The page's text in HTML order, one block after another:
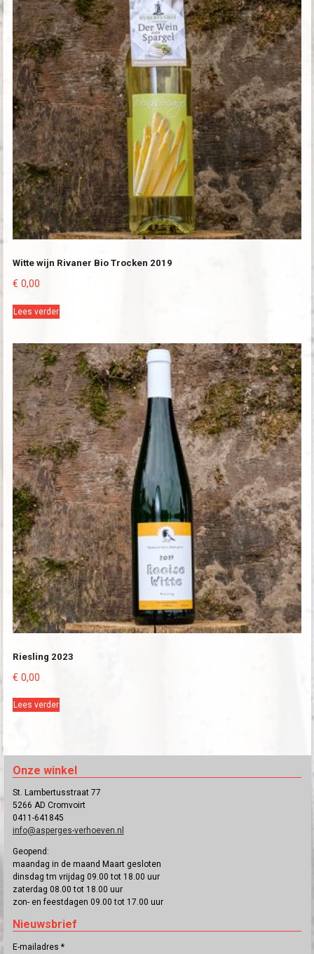
Witte wijn Rivaner Bio Trocken 2019
€ 0,00
Lees verder
Riesling 2023
€ 0,00
Lees verder
Onze winkel
St. Lambertusstraat 77
5266 AD Cromvoirt
0411-641845
info@asperges-verhoeven.nl
Geopend:
maandag in de maand Maart gesloten
dinsdag tm vrijdag 09.00 tot 18.00 uur
zaterdag 08.00 tot 18.00 uur
zon- en feestdagen 09.00 tot 17.00 uur
Nieuwsbrief
E-mailadres *